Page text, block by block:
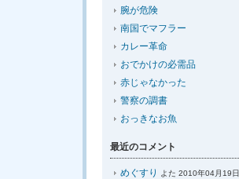
腕が危険
南国でマフラー
カレー革命
おでかけの必需品
赤じゃなかった
警察の調書
おっきなお魚
最近のコメント
めぐすり よた 2010年04月19日